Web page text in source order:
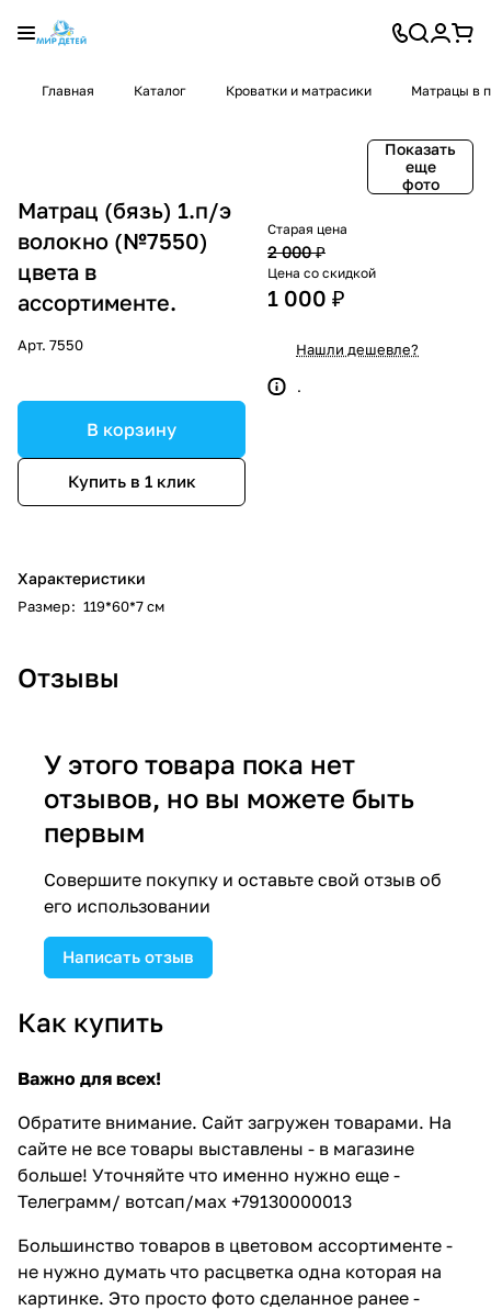
Главная Каталог Кроватки и матрасики Матрацы в
Показать
еще
фото
Матрац (бязь) 1.п/э
волокно (№7550)
цвета в
ассортименте.
Арт. 7550
В корзину
Купить в 1 клик
Характеристики
Размер: 119*60*7 см
Старая цена
2 000 ₽
Цена со скидкой
1 000 ₽
Нашли дешевле?
.
Отзывы
У этого товара пока нет
отзывов, но вы можете быть
первым
Совершите покупку и оставьте свой отзыв об
его использовании
Написать отзыв
Как купить
Важно для всех!
Обратите внимание. Сайт загружен товарами. На
сайте не все товары выставлены - в магазине
больше! Уточняйте что именно нужно еще -
Телеграмм/ вотсап/мах +79130000013
Большинство товаров в цветовом ассортименте -
не нужно думать что расцветка одна которая на
картинке. Это просто фото сделанное ранее -